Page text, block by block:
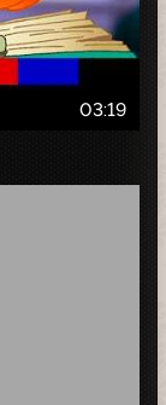
03:19